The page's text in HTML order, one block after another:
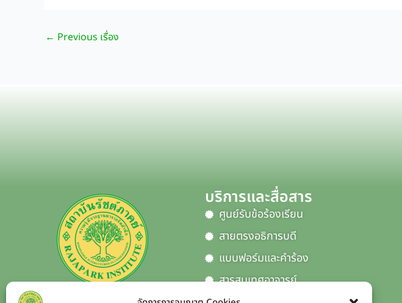
← Previous เรื่อง
บริการและสื่อสาร
ศูนย์รับข้อร้องเรียน
สายตรงอธิการบดี
แบบฟอร์มและคำร้อง
สารสนเทศอาจารย์